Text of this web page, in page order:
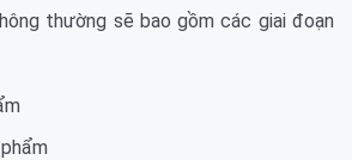
thường sẽ bao gồm các giai đoạn